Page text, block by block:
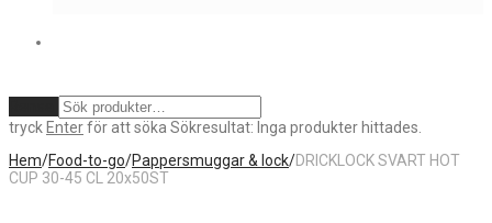
tryck Enterför att söka Sökresultat: Inga produkter hittades.
Hem/Food-to-go/Pappersmuggar & lock/DRICKLOCK SVART HOT
CUP 30-45 CL 20x50ST